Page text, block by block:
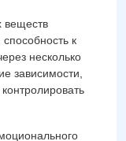
веществ
к
несколько
зависимости,